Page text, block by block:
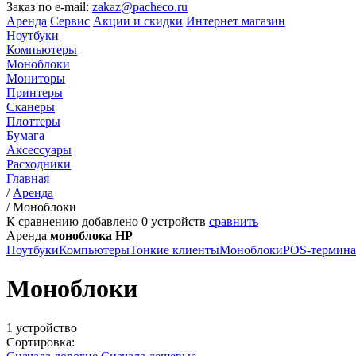
Заказ по e-mail: zakaz@pacheco.ru
Аренда Сервис Акции и скидки Интернет магазин
Ноутбуки
Компьютеры
Моноблоки
Мониторы
Принтеры
Сканеры
Плоттеры
Бумага
Аксессуары
Расходники
Главная
/ Аренда
/Моноблоки
К сравнению добавлено 0 устройств сравнить
Аренда моноблока HP
НоутбукиКомпьютерыТонкие клиентыМоноблокиPOS-
Моноблоки
1 устройство
Сортировка: